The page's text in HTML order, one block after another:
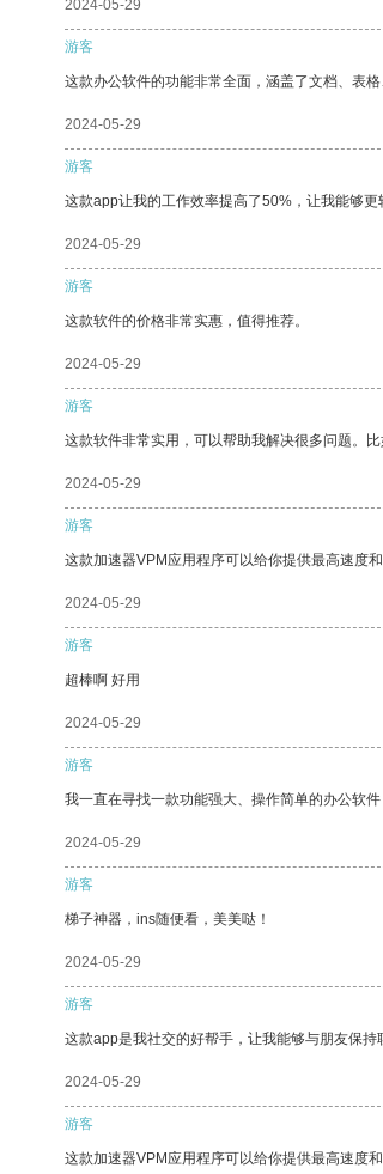
2024-05-29
游客
这款办公软件的功能非常全面，涵盖了文档、表
2024-05-29
游客
这款app让我的工作效率提高了50%，让我能够
2024-05-29
游客
这款软件的价格非常实惠，值得推荐。
2024-05-29
游客
这款软件非常实用，可以帮助我解决很多问题。
2024-05-29
游客
这款加速器VPM应用程序可以给你提供最高速度和
2024-05-29
游客
超棒啊 好用
2024-05-29
游客
我一直在寻找一款功能强大、操作简单的办公软
2024-05-29
游客
梯子神器，ins随便看，美美哒！
2024-05-29
游客
这款app是我社交的好帮手，让我能够与朋友保持
2024-05-29
游客
这款加速器VPM应用程序可以给你提供最高速度